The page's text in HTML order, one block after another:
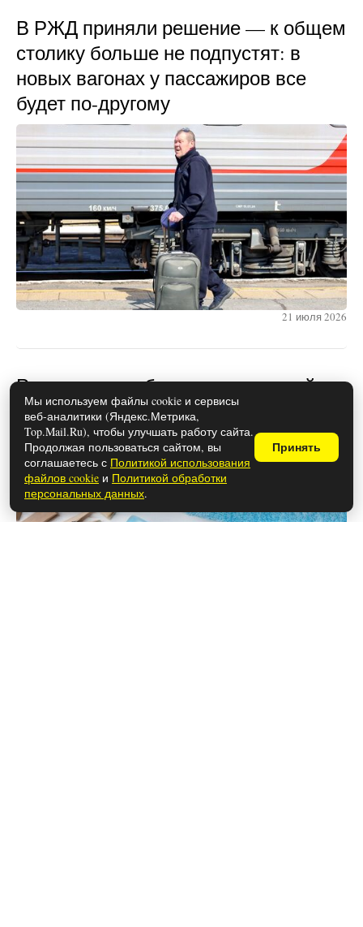
В РЖД приняли решение — к общем
столику больше не подпустят: в
новых вагонах у пассажиров все
будет по-другому
21 июля 2026
Роскачество обнаружило лучший
стиральный порошок, идеально
отстирывающий пятна: список
опубликован
Мы используем файлы cookie и сервисы
веб-аналитики (Яндекс.Метрика,
Top.Mail.Ru), чтобы улучшать работу сайта.
Продолжая пользоваться сайтом, вы
соглашаетесь с Политикой использования
файлов cookie и Политикой обработки
персональных данных.
Принять